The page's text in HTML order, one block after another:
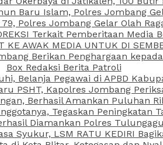
Baru Islam, Polres Jombang
Polres Jombang Gelar Olah
Terkait Pemberitaan Media
KE AWAK MEDIA UNTUK DI
Berikan Penghargaan
Box Redaksi Berita Patroli
Belanja Pegawai di APBD
PSHT, Kapolres Jombang
Berhasil Amankan Puluhan
Tegaskan Peningkatan
Diamankan Polres
Syukur, LSM RATU KEDIRI